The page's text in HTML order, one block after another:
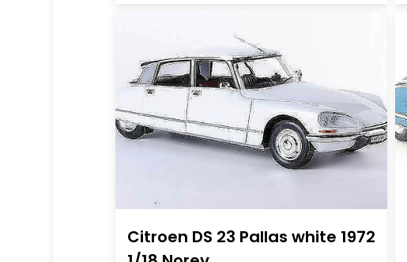
Citroen DS 23 Pallas white 1972